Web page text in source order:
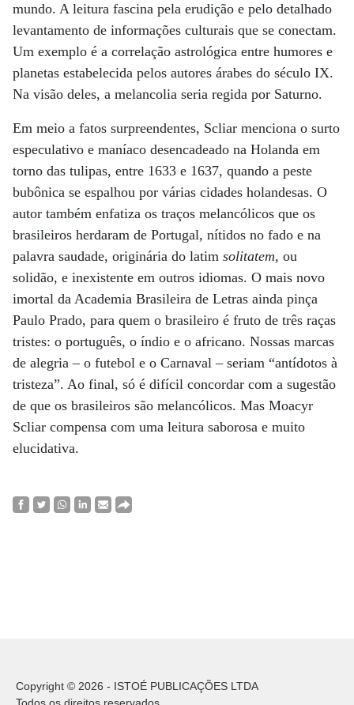
mundo. A leitura fascina pela erudição e pelo detalhado
levantamento de informações culturais que se conectam.
Um exemplo é a correlação astrológica entre humores e
planetas estabelecida pelos autores árabes do século IX.
Na visão deles, a melancolia seria regida por Saturno.
Em meio a fatos surpreendentes, Scliar menciona o surto
especulativo e maníaco desencadeado na Holanda em
torno das tulipas, entre 1633 e 1637, quando a peste
bubônica se espalhou por várias cidades holandesas. O
autor também enfatiza os traços melancólicos que os
brasileiros herdaram de Portugal, nítidos no fado e na
palavra saudade, originária do latim solitatem, ou
solidão, e inexistente em outros idiomas. O mais novo
imortal da Academia Brasileira de Letras ainda pinça
Paulo Prado, para quem o brasileiro é fruto de três raças
tristes: o português, o índio e o africano. Nossas marcas
de alegria – o futebol e o Carnaval – seriam “antídotos à
tristeza”. Ao final, só é difícil concordar com a sugestão
de que os brasileiros são melancólicos. Mas Moacyr
Scliar compensa com uma leitura saborosa e muito
elucidativa.
Copyright © 2026 - ISTOÉ PUBLICAÇÕES LTDA